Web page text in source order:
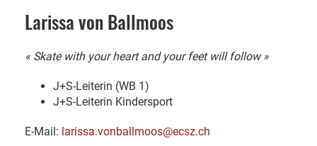
Larissa von Ballmoos
« Skate with your heart and your feet will follow »
J+S-Leiterin (WB 1)
J+S-Leiterin Kindersport
E-Mail: larissa.vonballmoos@ecsz.ch